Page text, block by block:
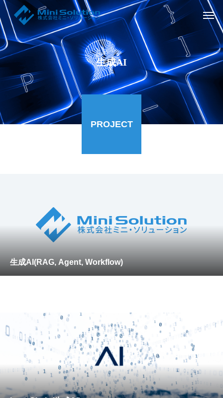
生成AI
PROJECT
生成AI(RAG, Agent, Workflow)